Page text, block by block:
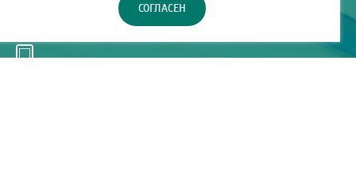
Москва, м. Нагорное, Нагорный б-р, д. 19, кор. 1
СОГЛАСЕН